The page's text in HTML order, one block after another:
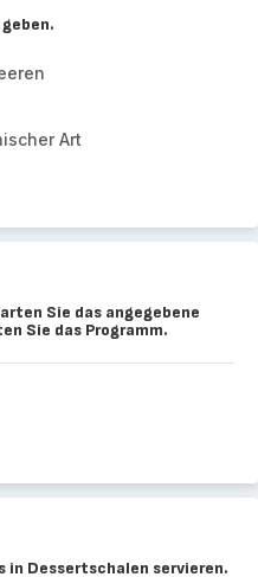
Art
Sie das angegebene
Sie das Programm.
in Dessertschalen servieren.